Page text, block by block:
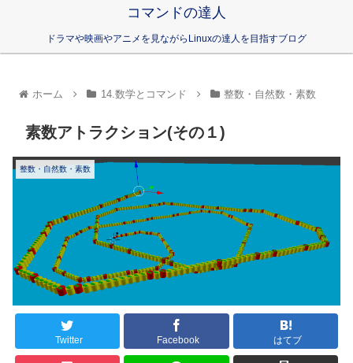
コマンドの達人
ドラマや映画やアニメを見ながらLinuxの達人を目指すブログ
ホーム 14.数学とコマンド 整数・自然数・素数
素数アトラクション(その１)
整数・自然数・素数
Twitter Facebook はてブ